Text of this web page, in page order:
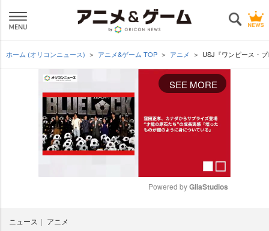
ホーム (オリコンニュース) アニメ&ゲーム TOP アニメ USJ『ワンピース・
SEE MORE
Powered by GliaStudios
ニュース アニメ